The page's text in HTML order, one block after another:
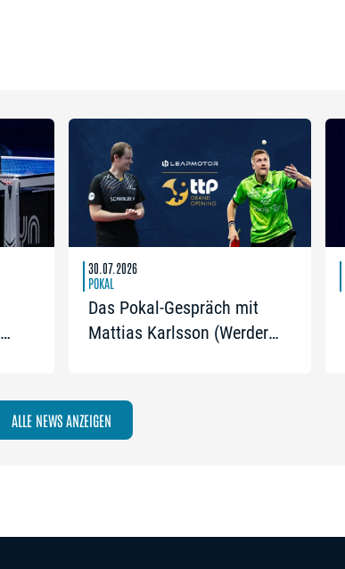
30.07.2026
POKAL
Das Pokal-Gespräch mit
Mattias Karlsson (Werder
Bergneustadt): „Der Pokal ist
die frühe Chance auf etwas
ALLE NEWS ANZEIGEN